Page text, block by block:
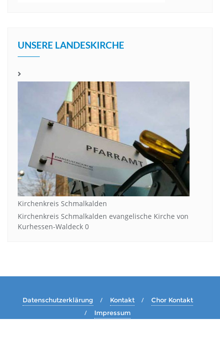
UNSERE LANDESKIRCHE
Kirchenkreis Schmalkalden
Kirchenkreis Schmalkalden evangelische Kirche von
Kurhessen-Waldeck 0
Datenschutzerklärung Kontakt
Chor Kontakt
Impressum